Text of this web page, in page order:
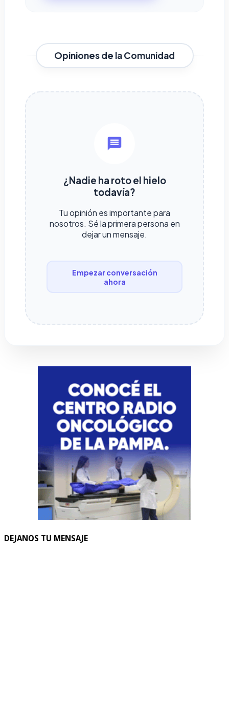
Opiniones de la Comunidad
¿Nadie ha roto el hielo
todavía?
Tu opinión es importante para
nosotros. Sé la primera persona en
dejar un mensaje.
Empezar conversación
ahora
DEJANOS TU MENSAJE